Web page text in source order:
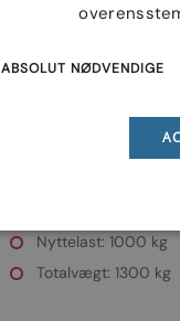
181300B SR X -
LINE Bådtrailer m/
Nyttelast: 1000 kg
Totalvægt: 1300 kg
ABSOLUT NØDVENDIGE